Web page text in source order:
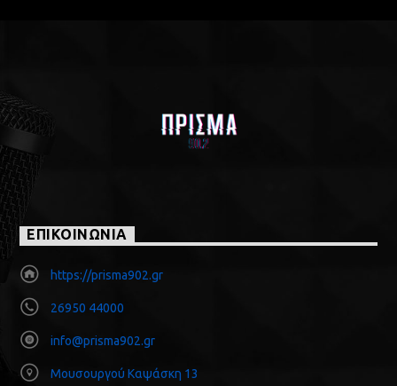
ΕΠΙΚΟΙΝΩΝΙΑ
https://prisma902.gr
26950 44000
info@prisma902.gr
Μουσουργού Καψάσκη 13